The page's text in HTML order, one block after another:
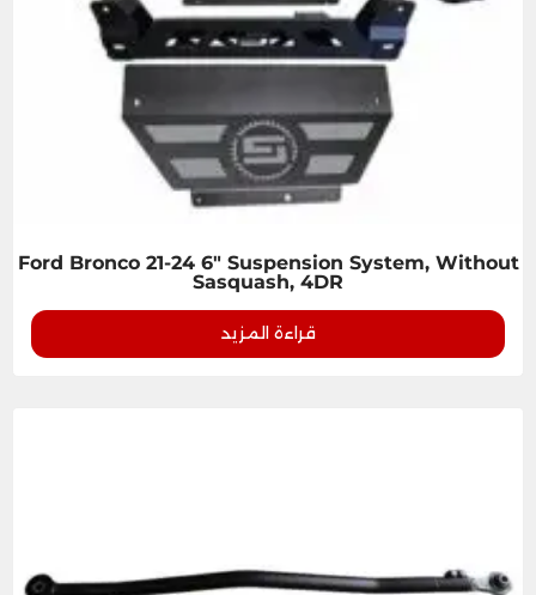
Ford Bronco 21-24 6" Suspension System, Without
Sasquash, 4DR
قراءة المزيد